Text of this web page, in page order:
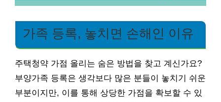
가족 등록, 놓치면 손해인 이유
주택청약 가점 올리는 숨은 방법을 찾고 계신가요?
부양가족 등록은 생각보다 많은 분들이 놓치기 쉬운
부분이지만, 이를 통해 상당한 가점을 확보할 수 있